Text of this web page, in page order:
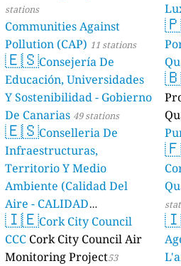
stations
Communities Against
Pollution (CAP) 11 stations
🇪🇸Consejería De
Educación, Universidades
Y Sostenibilidad - Gobierno
De Canarias 49 stations
🇪🇸Conselleria De
Infraestructuras,
Territorio Y Medio
Ambiente (Calidad Del
Aire - CALIDAD
AMBIENTAL) 23 stations
🇮🇪Cork City Council
CCC Cork City Council Air
Monitoring Project53